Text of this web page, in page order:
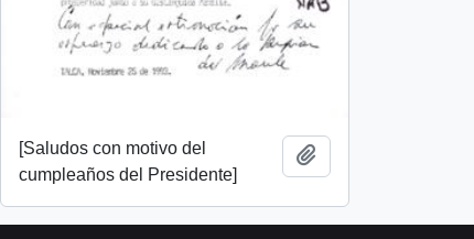
[Saludos con motivo del
cumpleaños del Presidente]